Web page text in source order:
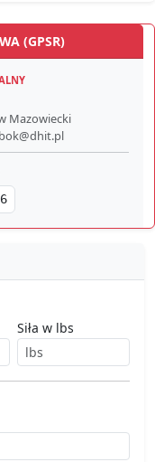
(GPSR)
Mazowiecki
Siła w lbs